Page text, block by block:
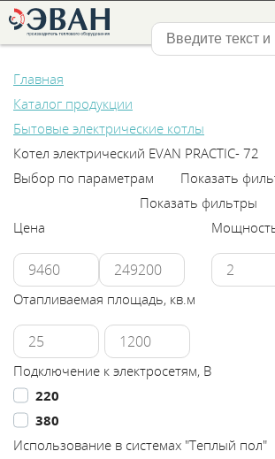
+7
831
2-
888-
555
Каталог
Нижний Новгород
Главная
Каталог продукции
Бытовые электрические котлы
Котел электрический EVAN PRACTIC- 72
Выбор по параметрам
Показать
Показать фильтры
Цена
Отапливаемая площадь, кв.м
Подключение к электросетям, В
220
380
Использование в системах "Теплый пол"